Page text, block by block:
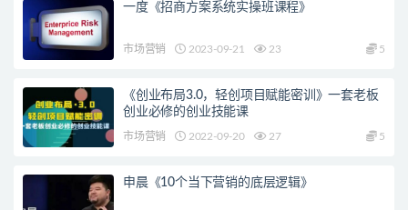
一度《招商方案系统实操班课程》
市场营销 2023-09-21 23 5
《创业布局3.0，轻创项目赋能密训》一套老板
创业必修的创业技能课
市场营销 2022-09-20 27 5
申晨《10个当下营销的底层逻辑》